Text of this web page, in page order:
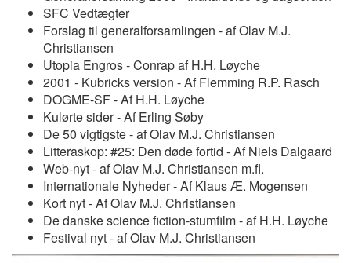
SFC Vedtægter
Forslag til generalforsamlingen - af Olav M.J.
Christiansen
Utopia Engros - Conrap af H.H. Løyche
2001 - Kubricks version - Af Flemming R.P. Rasch
DOGME-SF - Af H.H. Løyche
Kulørte sider - Af Erling Søby
De 50 vigtigste - af Olav M.J. Christiansen
Litteraskop: #25: Den døde fortid - Af Niels Dalgaard
Web-nyt - af Olav M.J. Christiansen m.fl.
Internationale Nyheder - Af Klaus Æ. Mogensen
Kort nyt - Af Olav M.J. Christiansen
De danske science fiction-stumfilm - af H.H. Løyche
Festival nyt - af Olav M.J. Christiansen